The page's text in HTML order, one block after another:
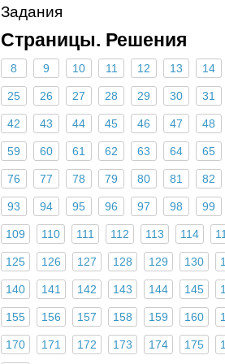
Задания
Страницы. Решения
8 9 10 11 12 13 14
25 26 27 28 29 30 31
42 43 44 45 46 47 48
59 60 61 62 63 64 65
76 77 78 79 80 81 82
93 94 95 96 97 98 99
109 110 111 112 113 114
125 126 127 128 129 130
140 141 142 143 144 145
155 156 157 158 159 160
170 171 172 173 174 175